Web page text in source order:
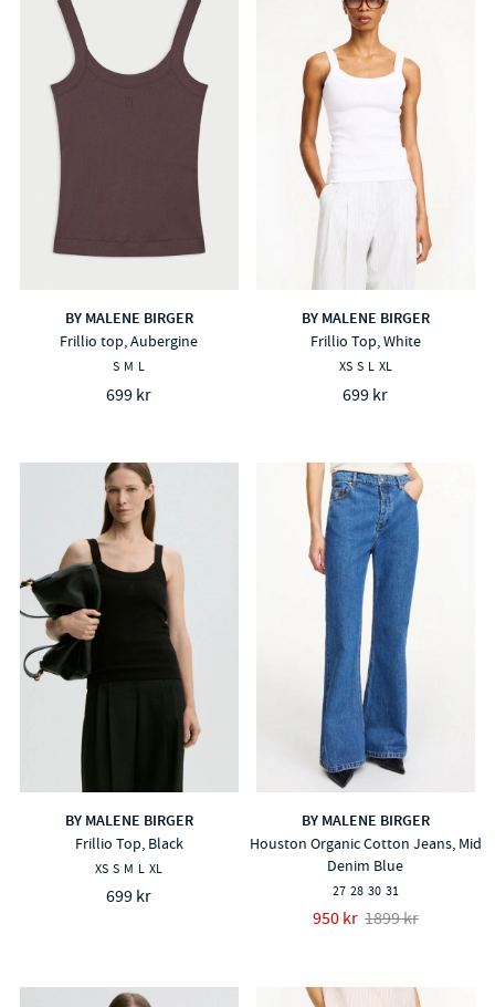
BY MALENE BIRGER
Frillio top, Aubergine
S M L
699 kr
BY MALENE BIRGER
Frillio Top, White
XS S L XL
699 kr
BY MALENE BIRGER
Frillio Top, Black
XS S M L XL
699 kr
BY MALENE BIRGER
Houston Organic Cotton Jeans, Mid
Denim Blue
27 28 30 31
950 kr 1899 kr